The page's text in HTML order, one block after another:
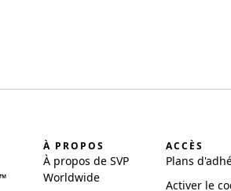
À PROPOS
À propos de SVP
Worldwide
ACCÈS
Plans
Activer le